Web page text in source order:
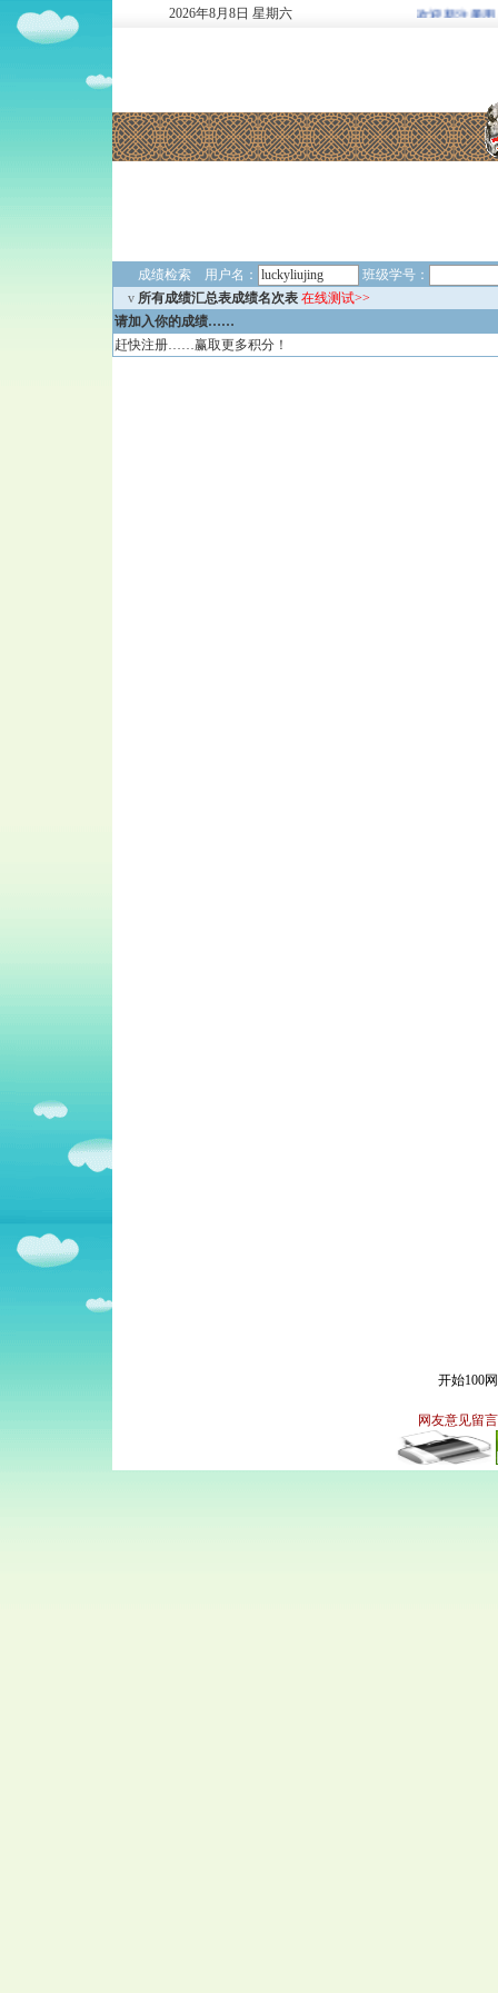
2026年8月 8日 星期六 欢迎新注册用
成绩检索 用户名：
班级学号：
v 所有成绩汇总表成绩名次表 在线测试>>
请加入你的成绩……
赶快注册……赢取更多积分！
开始100
网友意见留